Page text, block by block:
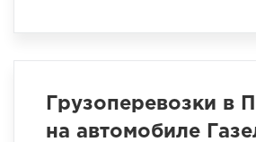
Грузоперевозки в
на автомобиле